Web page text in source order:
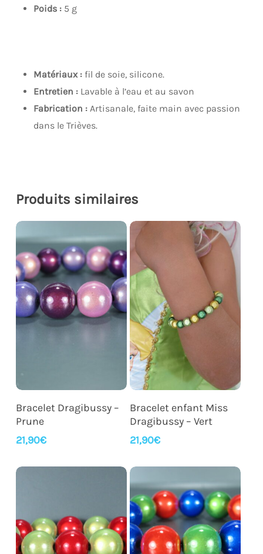
Poids :5 g
Matériaux :fil de soie, silicone.
Entretien :Lavable à l’eau et au savon
Fabrication :Artisanale, faite main avec passion
dans le Trièves.
Produits similaires
Ajouter Au Panier
Bracelet Dragibussy –
Prune
21,90€
Ajouter Au Panier
Bracelet enfant Miss
Dragibussy – Vert
21,90€